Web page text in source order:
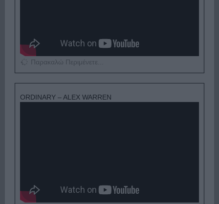
Παρακαλώ Περιμένετε...
ORDINARY – ALEX WARREN